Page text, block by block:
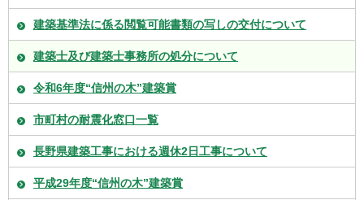
建築基準法に係る閲覧可能書類の写しの交付について
建築士及び建築士事務所の処分について
令和6年度“信州の木”建築賞
市町村の耐震化窓口一覧
長野県建築工事における週休2日工事について
平成29年度“信州の木”建築賞